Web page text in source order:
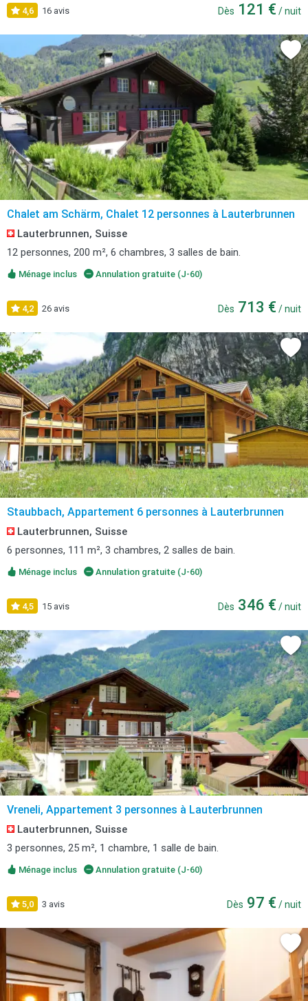
4,6 16 avis Dès 121 € / nuit
Chalet am Schärm, Chalet 12 personnes à Lauterbrunnen
Lauterbrunnen, Suisse
12 personnes, 200 m², 6 chambres, 3 salles de bain.
Ménage inclus Annulation gratuite (J-60)
4,2 26 avis Dès 713 € / nuit
Staubbach, Appartement 6 personnes à Lauterbrunnen
Lauterbrunnen, Suisse
6 personnes, 111 m², 3 chambres, 2 salles de bain.
Ménage inclus Annulation gratuite (J-60)
4,5 15 avis Dès 346 € / nuit
Vreneli, Appartement 3 personnes à Lauterbrunnen
Lauterbrunnen, Suisse
3 personnes, 25 m², 1 chambre, 1 salle de bain.
Ménage inclus Annulation gratuite (J-60)
5,0 3 avis Dès 97 € / nuit